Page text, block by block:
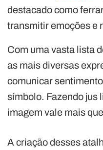
destacado como
transmitir emoções e
Com uma vasta lista
as mais diversas
comunicar
símbolo. Fazendo jus
imagem vale mais
A criação desses